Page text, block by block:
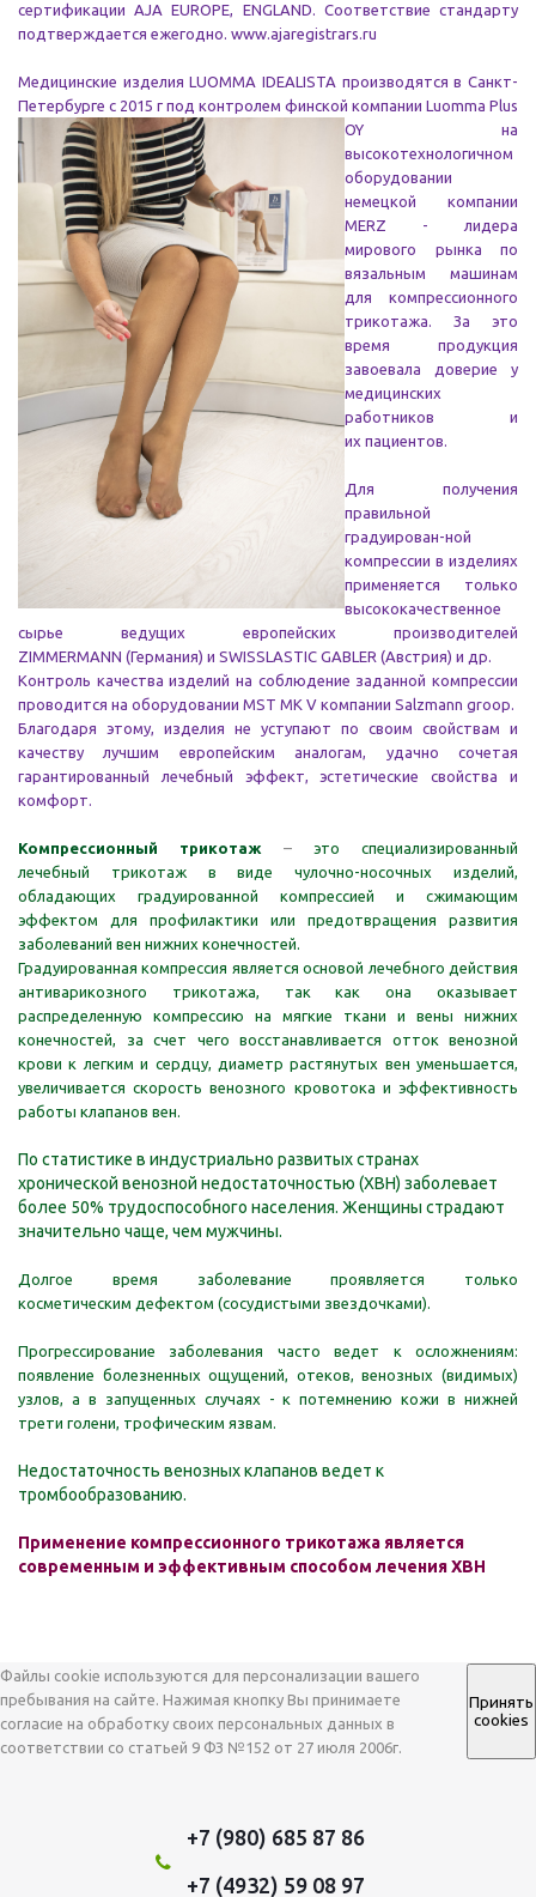
сертификации AJA EUROPE, ENGLAND. Соответствие стандарту
подтверждается ежегодно. www.ajaregistrars.ru
Медицинские изделия LUOMMA IDEALISTA производятся в Санкт-
Петербурге с 2015 г под контролем финской компании Luomma Plus
OY на
высокотехнологичном
оборудовании
немецкой компании
MERZ - лидера
мирового рынка по
вязальным машинам
для компрессионного
трикотажа. За это
время продукция
завоевала доверие у
медицинских
работников и
их пациентов.
Для получения
правильной
градуирован-ной
компрессии в изделиях
применяется только
высококачественное
сырье ведущих европейских производителей
ZIMMERMANN (Германия) и SWISSLASTIC GABLER (Австрия) и др.
Контроль качества изделий на соблюдение заданной компрессии
проводится на оборудовании MST MK V компании Salzmann groop.
Благодаря этому, изделия не уступают по своим свойствам и
качеству лучшим европейским аналогам, удачно сочетая
гарантированный лечебный эффект, эстетические свойства и
комфорт.
Компрессионный трикотаж – это специализированный
лечебный трикотаж в виде чулочно-носочных изделий,
обладающих градуированной компрессией и сжимающим
эффектом для профилактики или предотвращения развития
заболеваний вен нижних конечностей.
Градуированная компрессия является основой лечебного действия
антиварикозного трикотажа, так как она оказывает
распределенную компрессию на мягкие ткани и вены нижних
конечностей, за счет чего восстанавливается отток венозной
крови к легким и сердцу, диаметр растянутых вен уменьшается,
увеличивается скорость венозного кровотока и эффективность
работы клапанов вен.
По статистике в индустриально развитых странах
хронической венозной недостаточностью (ХВН) заболевает
более 50% трудоспособного населения. Женщины страдают
значительно чаще, чем мужчины.
Долгое время заболевание проявляется только
косметическим дефектом (сосудистыми звездочками).
Прогрессирование заболевания часто ведет к осложнениям:
появление болезненных ощущений, отеков, венозных (видимых)
узлов, а в запущенных случаях - к потемнению кожи в нижней
трети голени, трофическим язвам.
Недостаточность венозных клапанов ведет к
тромбообразованию.
Применение компрессионного трикотажа является
современным и эффективным способом лечения ХВН
Файлы cookie используются для персонализации вашего
пребывания на сайте. Нажимая кнопку Вы принимаете
согласие на обработку своих персональных данных в
соответствии со статьей 9 ФЗ №152 от 27 июля 2006г.
Принять
cookies
+7 (980) 685 87 86
+7 (4932) 59 08 97